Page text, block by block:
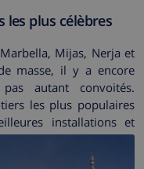
les plus célèbres
Mijas, Nerja et
masse, il y a encore
autant convoités.
les plus populaires
installations et